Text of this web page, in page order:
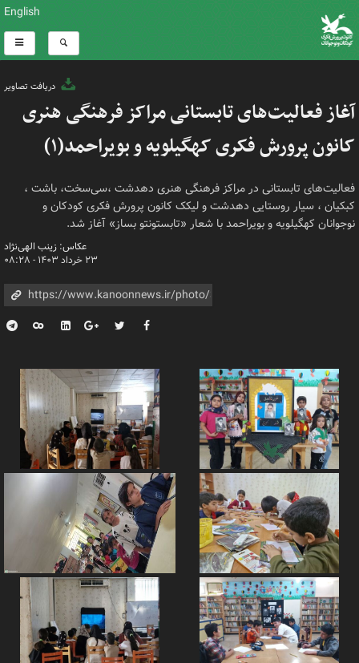
English
دریافت تصاویر
آغاز فعالیت‌های تابستانی مراکز فرهنگی هنری
کانون پرورش فکری کهگیلویه و بویراحمد(۱)
فعالیت‌های تابستانی در مراکز فرهنگی هنری دهدشت ،سی‌سخت، باشت ،
کبکیان ، سیار روستایی دهدشت و لیکک کانون پرورش فکری کودکان و
نوجوانان کهگیلویه و بویراحمد با شعار «تابستونتو بساز» آغاز شد.
عکاس: زینب الهی‌نژاد
۲۳ خرداد ۱۴۰۳ - ۰۸:۲۸